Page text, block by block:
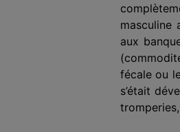
masculine
aux
fécale ou
s’était